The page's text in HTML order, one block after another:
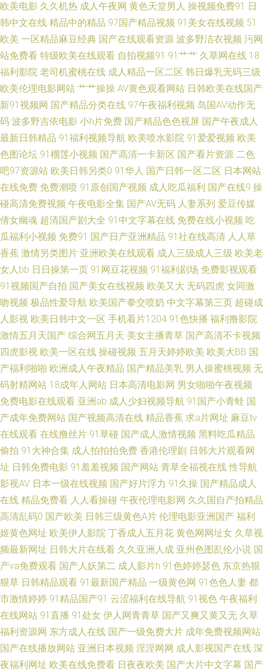
热AV电影 www99艹 极品伪娘TS 午夜成人影院 久久av影院 欧美限制级青青
草 欧美女主播导航网 欧美男人天堂网 殴美系列一区 午夜资源男人网 av不卡
久久福利导航 久久综合丁香五月 国内超碰 美女网站黄 韩日高清 亚洲九1 91
日韩永久 性爱三级网 国产久久综合 人人艹逼 中文字幕在线资源 另类图片激
情 无码官网三级哦 久久九九热思精品 91色人妻 久色婷婷网 日韩激情福利
91网页在线观看 天天搞穴 91豆花在线看 美女黄ww 欧美人与兽另类 四虎色
情 91熟妇网站 97超碰夜夜 91在线视频 超碰人人爱 国产肏屄片 成人日韩免
费 东方影库av 久久肏狠狠肏视频 亚洲国三视频 人妻久久精品成人 97婷婷成
人 欧美色色网 日韩欧美综合色片 在线观看成人 91爽片网站 97超碰欧美在线
97资源婷 伊人成人网站 超碰这里只有精品 91熟女网 超碰伊人久久 日韩欧美
精品 亚洲色两性网 俺去啦最新网站 综合avav 精品天天干天天 午夜丝袜AV电
影 国产吃瓜在线 欧美日韩国产色色 豆花视频 日韩高清亚洲天堂 久久激五视
频网站 91超碰人人操 日韩日日骚 欧美大片1688 91黑丝美女自慰 成人自慰
网站香蕉 国产精品成人久久 欧美中出 青娱乐91伦理 都市激激情 老司机综合
91午夜福利影院 超碰免费伪娘91 日本成人黄色电影 亚洲综合小说网 www韩
日三级 亚洲字幕大香蕉 www夜间生活 超碰91在线观看 精品国产区123 日本
黄色视屏 俺来也最新网址 老司机黄色av 亚洲成人在线h 变态抖阴com 成人
AV大 成人伊人网站 国产精品怕怕视频 韩日不卡三级片 五月花电影网 TS美妖
青娱乐自拍 91视频工厂 亚洲福利影院 国产十区 亚洲人妻丝袜性爱 国产超踫
AV 激情综合社区 另类综合欧洲激情 人妻熟女在线网址 97色国产 韩国美女
欧美电影 久久机热 成人午夜网 黄色天堂男人 操视频免费91 日
韩中文在线 精品中的精品 97国产精品视频 91美女在线视频 51
欧美 一区精品麻豆经典 国产在线观看资源 波多野洁衣视频 污网
站免费看 特级欧美在线观看 自拍视频91 91艹艹 久草网在线 18
福利影院 老司机蜜桃在线 成人精品一区二区 韩日爆乳无码三级
欧美伦理电影网站 艹艹操操 AV黄色观看网站 日韩欧美在线国产
新91视频网 国产精品分类在线 97午夜福利视频 岛国AV动作无
码 波多野吉依电影 小h片免费 国产精品色色视屏 国产午夜成人
最新日韩精品 91福利视频导航 欧美喷水影院 91爱爱视频 欧美
色图论坛 91榴莲小视频 国产高清一卡新区 国产看片资源 二色
吧97资源站 欧美日韩另类0 91华人 国产日韩一区二区 日本网站
在线免费 免费潮喷 91原创国产视频 成人吃瓜福利 国产在线9 操
碰高清免费视频 午夜电影全集 国产AV无码 人妻系列 爱豆传媒
倩女幽魂 超清国产剧大全 91中文字幕在线 免费在线小视频 吃
瓜福利小视频 免费91 国产日产亚洲精品 91社在线高清 人人草
香蕉 激情另类图片 亚洲欧美在线观看 成人三级成人三级 欧美老
女人bb 日日操第一页 91网豆花视频 91福利剧场 免费影视观看
91视频国产自拍 国产美女在线视频 欧美又大 无码四虎 女同激
吻视频 极品性爱导航 欧美国产拳交喷奶 中文字幕第三页 超碰成
人影视 欧美日韩中文一区 手机看片1204 91色快播 福利撸影院
激情五月天国产 综合网五月天 美女主播青草 国产高清不卡视频
四虎影视 欧美一区在线 操碰视频 五月天婷婷欧美 欧美大BB 国
产福利啪啪 欧洲成人午夜精品 国产精品美乳 男人操蜜桃视频 无
码射精网站 18成年人网站 日本高清电影网 男女啪啪午夜视频
免费电影在线观看 亚洲ab 成人少妇视频导航 91国产小青蛙 国
产成年免费网站 国产视频高清在线 精品香蕉 求a片网址 麻豆tv
在线观看 在线撸丝片 91草碰 国产成人激情视频 黑料吃瓜精品
偷拍 91大神合集 成人拍拍拍免费 香港伦理剧 日韩大片观看网
址 日韩免费电影 91羞羞视频 国产网站 青草全福视在线 性导航
影视AV 日本一级在线视频 国产好片浮力 91久操 国产精品成人
在线 精品免费看 人人看操碰 午夜伦理电影网 久久国自产拍精品
高清乱码0 国产欧美 日韩三级黄色A片 伦理电影亚洲国产 福利
姬黄色网址 欧美伊人影院 丁香成人五月花 黄色网网址女 久草视
频最新网址 日韩大片在线看 久久亚洲人成 亚州色图乱伦小说 国
产va免费观看 国产人妖第二 成人影片h 91色婷婷瑟色 东京热狠
狠草 日韩精品观看 91最新国产精品 一级黄色网 91色色人妻 都
市激情婷婷 91精品国产91 云涩福利在线导航 91视色 午夜福利
在线网站 91直播 91处女 伊人网青青草 国产又爽又黄又无 久草
福利资源网 东方成人在线 国产一级免费大片 成年免费视频网站
国产在线播放网站 亚洲日本视频 淫淫网网 成人影视国产在线 深
夜福利网址 欧美在线免费看 日夜夜欧美 国产大片中文字幕 国产